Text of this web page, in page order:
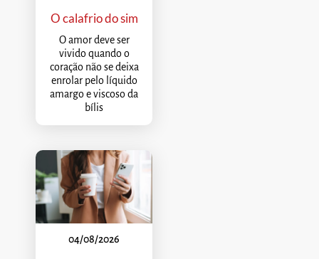
O calafrio do sim
O amor deve ser
vivido quando o
coração não se deixa
enrolar pelo líquido
amargo e viscoso da
bílis
04/08/2026